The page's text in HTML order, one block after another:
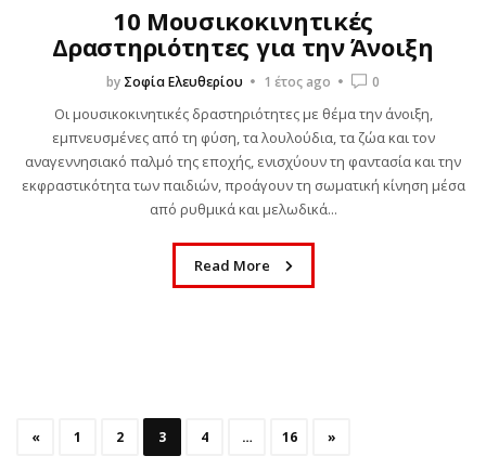
10 Μουσικοκινητικές
Δραστηριότητες για την Άνοιξη
by Σοφία Ελευθερίου 1 έτος ago 0
Οι μουσικοκινητικές δραστηριότητες με θέμα την άνοιξη,
εμπνευσμένες από τη φύση, τα λουλούδια, τα ζώα και τον
αναγεννησιακό παλμό της εποχής, ενισχύουν τη φαντασία και την
εκφραστικότητα των παιδιών, προάγουν τη σωματική κίνηση μέσα
από ρυθμικά και μελωδικά...
Read More
« 1 2 3 4 … 16 »